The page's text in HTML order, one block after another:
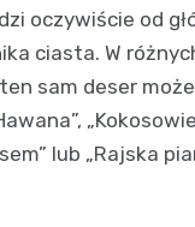
oczywiście od
ciasta. W
sam deser
lub „Rajska